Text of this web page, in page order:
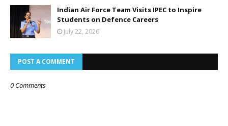
Indian Air Force Team Visits IPEC to Inspire
Students on Defence Careers
July 22, 2026
POST A COMMENT
0 Comments